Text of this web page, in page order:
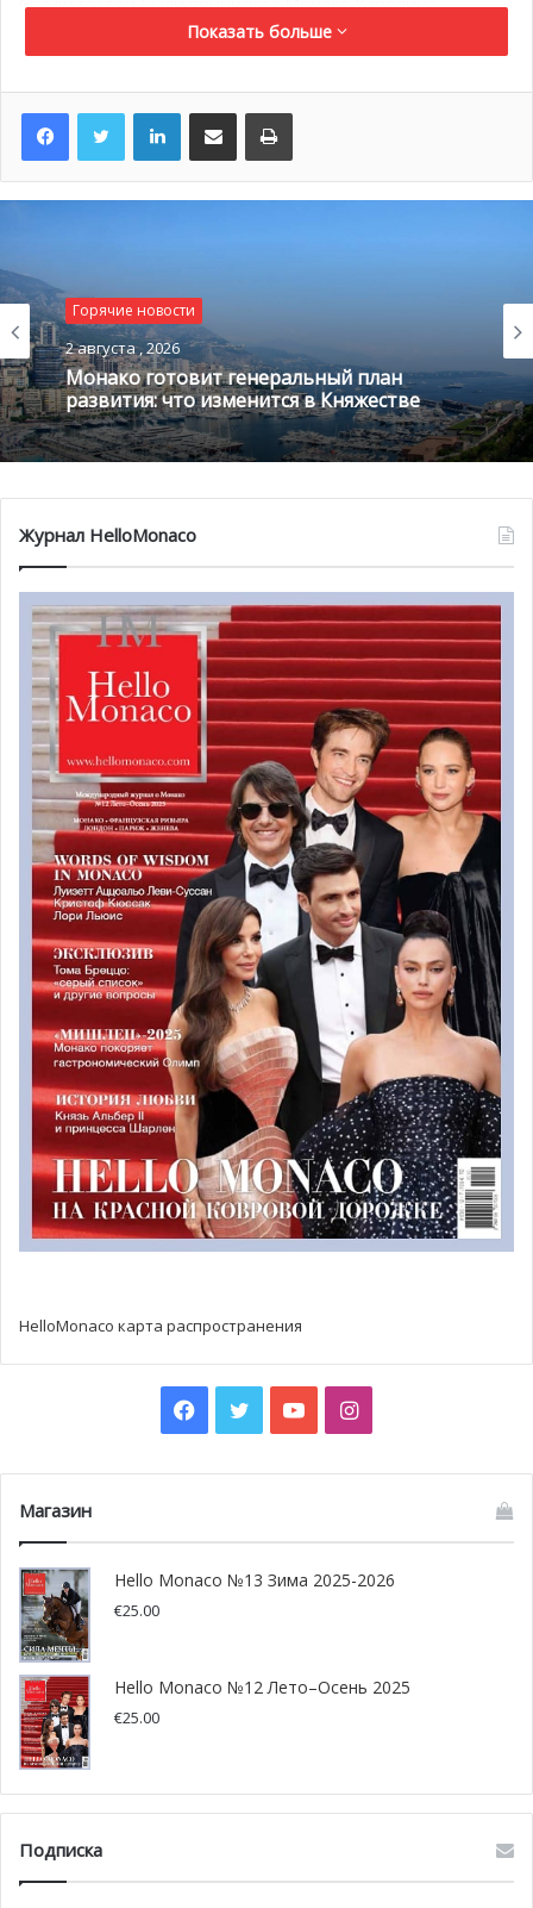
Ганноверская, а также Шарлотта Казираги.
View this post on Instagram
A post shared by Pierre Casiraghi Fan Account (@pcasi1987)
Photo by Gisela Schober/Getty Images
Photo by Gisela Schober/Getty Images
Показать больше
LinkedInПоделиться по электронной почте Распечатать
Горячие новости
2 августа , 2026
развития: что изменится в Княжестве
Горячие новости
1 августа , 2026
Благотворительный забег в Монако
помог детям на пяти континентах
Журнал HelloMonaco
HelloMonaco карта распространения
Facebook
TwitterYouTubeInstagram
Магазин
Hello Monaco №13 Зима 2025-2026
€25.00
Hello Monaco №12 Лето–Осень 2025
€25.00
Подписка